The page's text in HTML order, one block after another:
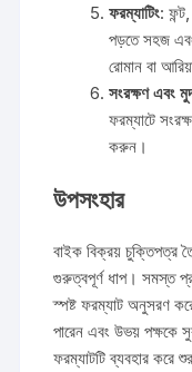
ফরম্যাটিং:
পড়তে সহজ এবং
রোমান বা
সংরক্ষণ এবং
ফরম্যাটে
করুন।
উপসংহার
বাইক বিক্রয় চুক্তিপত্র
গুরুত্বপূর্ণ ধাপ। সমস্ত
স্পষ্ট ফরম্যাট অনুসরণ
পারেন এবং উভয় পক্ষকে
ফরম্যাটটি ব্যবহার করে